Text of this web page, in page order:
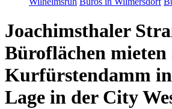
Joachimsthaler
Büroflächen mieten
Kurfürstendamm
Lage in der City